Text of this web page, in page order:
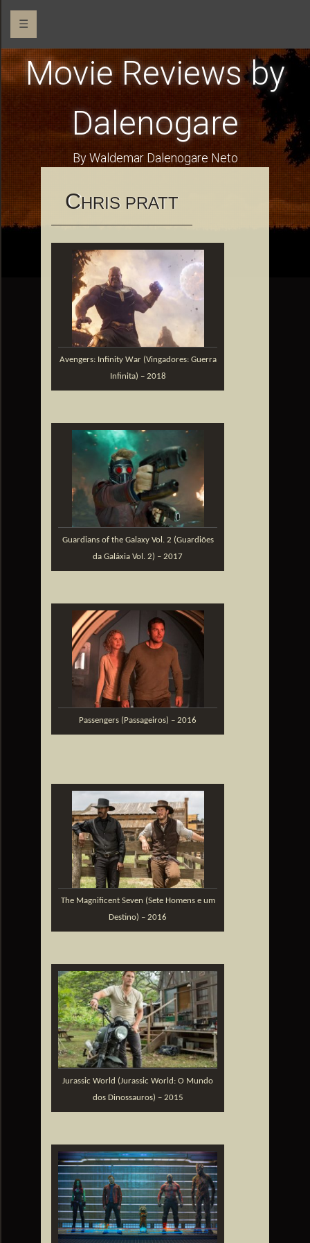
☰
Movie Reviews by
Dalenogare
By Waldemar Dalenogare Neto
CHRIS PRATT
Avengers: Infinity War (Vingadores: Guerra
Infinita) – 2018
Guardians of the Galaxy Vol. 2 (Guardiões
da Galáxia Vol. 2) – 2017
Passengers (Passageiros) – 2016
The Magnificent Seven (Sete Homens e um
Destino) – 2016
Jurassic World (Jurassic World: O Mundo
dos Dinossauros) – 2015